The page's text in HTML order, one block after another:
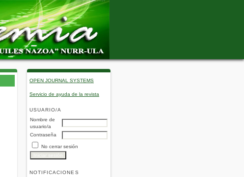
OPEN JOURNAL SYSTEMS
Servicio de ayuda de la revista
USUARIO/A
Nombre de
usuario/a
Contraseña
No cerrar sesión
NOTIFICACIONES